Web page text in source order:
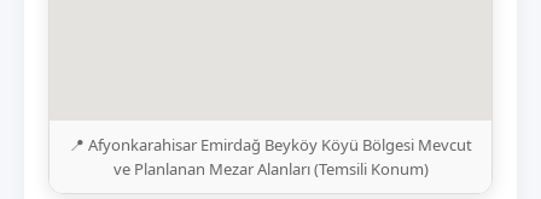
📍 Afyonkarahisar Emirdağ Beyköy Köyü Bölgesi Mevcut
ve Planlanan Mezar Alanları (Temsili Konum)